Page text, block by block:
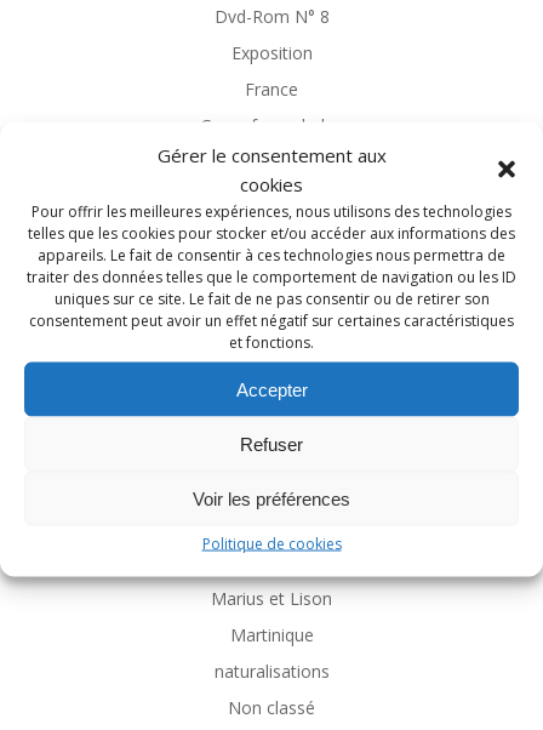
Gérer le consentement aux
cookies
Pour offrir les meilleures expériences, nous utilisons des technologies
telles que les cookies pour stocker et/ou accéder aux informations des
appareils. Le fait de consentir à ces technologies nous permettra de
traiter des données telles que le comportement de navigation ou les ID
uniques sur ce site. Le fait de ne pas consentir ou de retirer son
consentement peut avoir un effet négatif sur certaines caractéristiques
et fonctions.
Accepter
Refuser
Voir les préférences
Politique de cookies
Dvd-Rom N° 8
Exposition
France
Geneafrancobelge
Généalogie
Généalogie Magazine
Généalogies célèbres
Généatique
Guerre 14-18
Héraldique
Heredis
Île-de-France
Librairie
Librairie de la Voûte
Marius et Lison
Martinique
naturalisations
Non classé